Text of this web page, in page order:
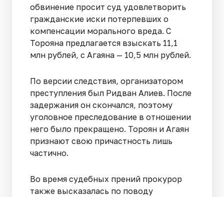
обвинение просит суд удовлетворить
гражданские иски потерпевших о
компенсации морального вреда. С
Торояна предлагается взыскать 11,1
млн рублей, с Агаяна — 10,5 млн рублей.
По версии следствия, организатором
преступления был Ридван Алиев. После
задержания он скончался, поэтому
уголовное преследование в отношении
него было прекращено. Тороян и Агаян
признают свою причастность лишь
частично.
Во время судебных прений прокурор
также высказалась по поводу